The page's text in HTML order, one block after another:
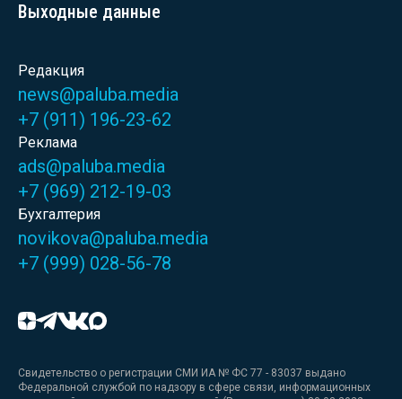
Выходные данные
Редакция
news@paluba.media
+7 (911) 196-23-62
Реклама
ads@paluba.media
+7 (969) 212-19-03
Бухгалтерия
novikova@paluba.media
+7 (999) 028-56-78
Свидетельство о регистрации СМИ ИА № ФС 77 - 83037 выдано
Федеральной службой по надзору в сфере связи, информационных